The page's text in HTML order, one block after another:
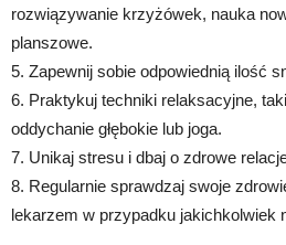
rozwiązywanie krzyżówek, nauka
planszowe.
5. Zapewnij sobie odpowiednią ilość
6. Praktykuj techniki relaksacyjne,
oddychanie głębokie lub joga.
7. Unikaj stresu i dbaj o zdrowe
8. Regularnie sprawdzaj swoje
lekarzem w przypadku jakichkolwiek